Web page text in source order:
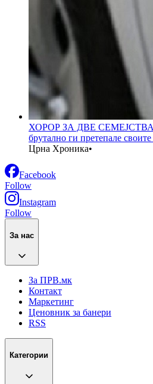
ХОРОР ЗА ДВЕ СЕМЕЈСТВА:
брутално ги претепале
Црна Хроника•
Facebook
Follow
Instagram
Follow
За нас
За ПРВ.мк
Контакт
Маркетинг
Ценовник за банери
RSS
Категории